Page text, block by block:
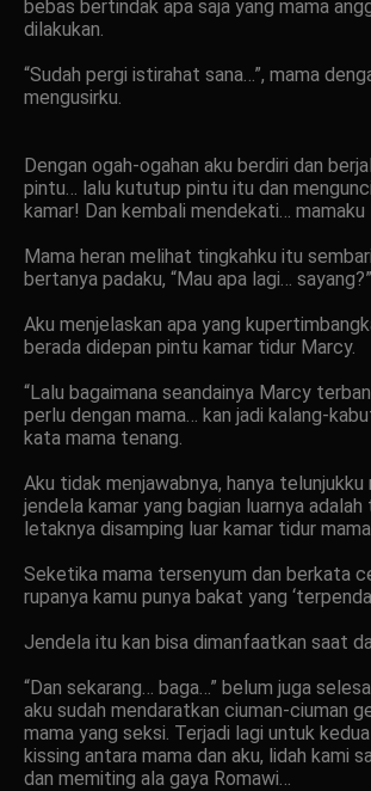
bebas bertindak apa saja yang mama
dilakukan.
“Sudah pergi istirahat sana…”, mama
mengusirku.
Dengan ogah-ogahan aku berdiri dan
pintu… lalu kututup pintu itu dan
kamar! Dan kembali mendekati… mamaku
Mama heran melihat tingkahku itu
bertanya padaku, “Mau apa lagi… sayang?”
Aku menjelaskan apa yang
berada didepan pintu kamar tidur Marcy.
“Lalu bagaimana seandainya Marcy
perlu dengan mama… kan jadi kalang-
kata mama tenang.
Aku tidak menjawabnya, hanya telunjukku
jendela kamar yang bagian luarnya adalah
letaknya disamping luar kamar tidur mama.
Seketika mama tersenyum dan berkata
rupanya kamu punya bakat yang
Jendela itu kan bisa dimanfaatkan saat
“Dan sekarang… baga…” belum juga
aku sudah mendaratkan ciuman-ciuman
mama yang seksi. Terjadi lagi untuk
kissing antara mama dan aku, lidah kami
dan memiting ala gaya Romawi…